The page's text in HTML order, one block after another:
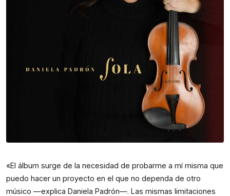
«El álbum surge de la necesidad de probarme a mí misma que
puedo hacer un proyecto en el que no dependa de otro
músico —explica Daniela Padrón—. Las mismas limitaciones